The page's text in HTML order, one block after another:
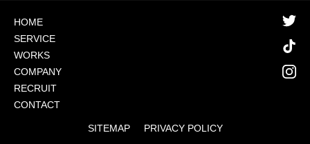
HOME
SERVICE
WORKS
COMPANY
RECRUIT
CONTACT
SITEMAP PRIVACY POLICY